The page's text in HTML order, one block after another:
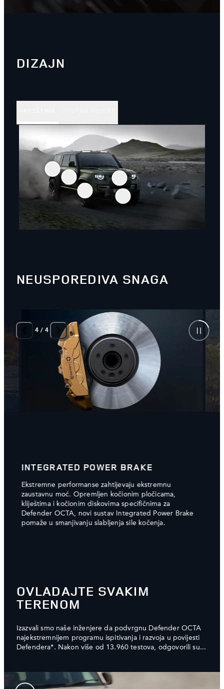
DIZAJN
NEUSPOREDIVA SNAGA
4/ 4
INTEGRATED POWER BRAKE
Ekstremne performanse zahtijevaju ekstremnu
zaustavnu moć. Opremljen kočionim pločicama,
kliještima i kočionim diskovima specifičnima za
Defender OCTA, novi sustav Integrated Power Brake
pomaže u smanjivanju slabljenja sile kočenja.
OVLADAJTE SVAKIM
TERENOM
Izazvali smo naše inženjere da podvrgnu Defender OCTA
najekstremnijem programu ispitivanja i razvoja u povijesti
Defendera*. Nakon više od 13.960 testova, odgovorili su...